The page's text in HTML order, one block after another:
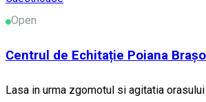
Open
Centrul de Echitație Poiana
Lasa in urma zgomotul si agitatia